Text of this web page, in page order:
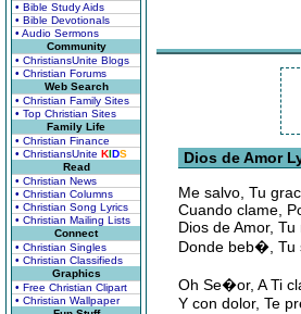
• Bible Study Aids
• Bible Devotionals
• Audio Sermons
Community
• ChristiansUnite Blogs
• Christian Forums
Web Search
• Christian Family Sites
• Top Christian Sites
Family Life
• Christian Finance
• ChristiansUnite KIDS
Read
• Christian News
• Christian Columns
• Christian Song Lyrics
• Christian Mailing Lists
Connect
• Christian Singles
• Christian Classifieds
Graphics
• Free Christian Clipart
• Christian Wallpaper
Dios de Amor
Me salvo, Tu
Cuando clame,
Dios de Amor,
Donde beb�, Tu
Oh Se�or, A Ti
Y con dolor, Te